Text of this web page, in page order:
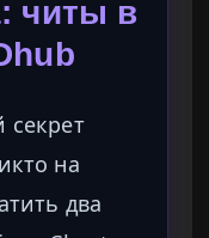
читы в
секрет
на
два